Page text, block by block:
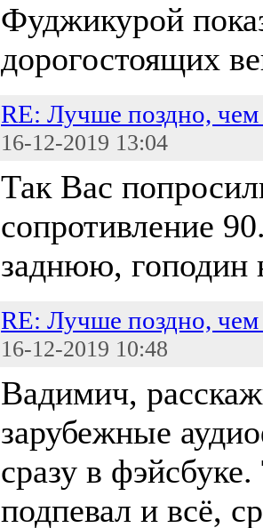
Фуджикурой
дорогостоящих
RE: Лучше поздно, чем
16-12-2019 13:04
Так Вас
сопротивление
заднюю, гоподин
RE: Лучше поздно, чем
16-12-2019 10:48
Вадимич,
зарубежные
сразу в
подпевал и всё,